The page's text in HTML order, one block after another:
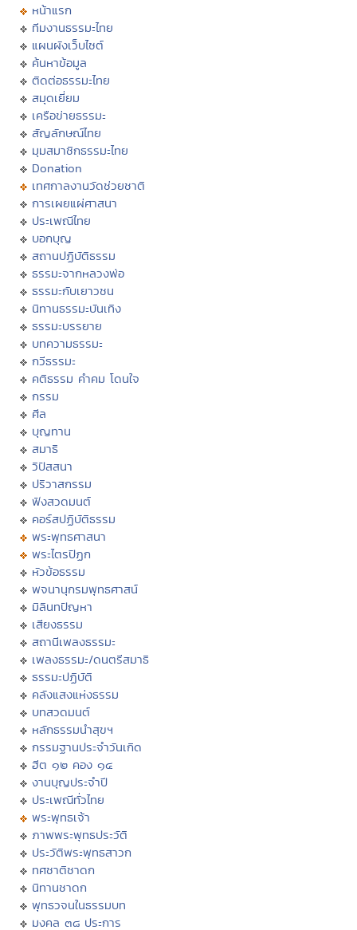
หน้าแรก
ทีมงานธรรมะไทย
แผนผังเว็บไซต์
ค้นหาข้อมูล
ติดต่อธรรมะไทย
สมุดเยี่ยม
เครือข่ายธรรมะ
สัญลักษณ์ไทย
มุมสมาชิกธรรมะไทย
Donation
เทศกาลงานวัดช่วยชาติ
การเผยแผ่ศาสนา
ประเพณีไทย
บอกบุญ
สถานปฏิบัติธรรม
ธรรมะจากหลวงพ่อ
ธรรมะกับเยาวชน
นิทานธรรมะบันเทิง
ธรรมะบรรยาย
บทความธรรมะ
กวีธรรมะ
คติธรรม คำคม โดนใจ
กรรม
ศีล
บุญทาน
สมาธิ
วิปัสสนา
ปริวาสกรรม
ฟังสวดมนต์
คอร์สปฏิบัติธรรม
พระพุทธศาสนา
พระไตรปิฏก
หัวข้อธรรม
พจนานุกรมพุทธศาสน์
มิลินทปัญหา
เสียงธรรม
สถานีเพลงธรรมะ
เพลงธรรมะ/ดนตรีสมาธิ
ธรรมะปฏิบัติ
คลังแสงแห่งธรรม
บทสวดมนต์
หลักธรรมนำสุขฯ
กรรมฐานประจำวันเกิด
ฮีต ๑๒ คอง ๑๔
งานบุญประจำปี
ประเพณีทั่วไทย
พระพุทธเจ้า
ภาพพระพุทธประวัติ
ประวัติพระพุทธสาวก
ทศชาติชาดก
นิทานชาดก
พุทธวจนในธรรมบท
มงคล ๓๘ ประการ